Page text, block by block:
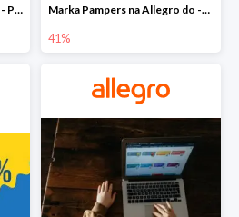
Prezenty na Dzień Chłopaka - Produkty SOXO do -25% Marka Pampers na Allegro do -41%
41%